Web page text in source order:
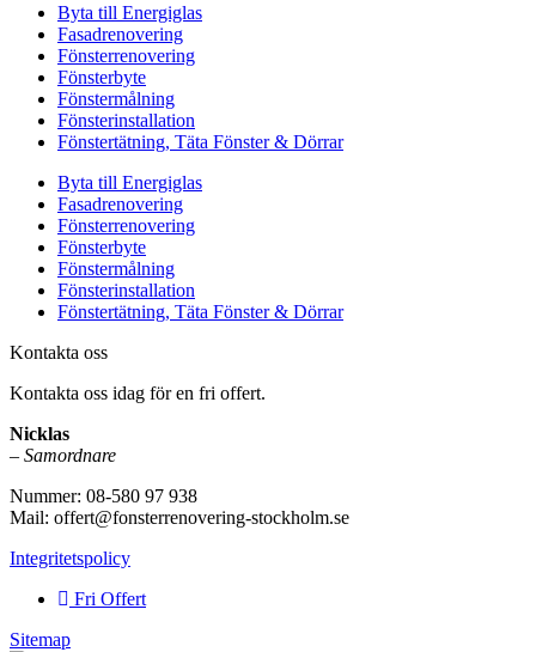
Byta till Energiglas
Fasadrenovering
Fönsterrenovering
Fönsterbyte
Fönstermålning
Fönsterinstallation
Fönstertätning, Täta Fönster & Dörrar
Byta till Energiglas
Fasadrenovering
Fönsterrenovering
Fönsterbyte
Fönstermålning
Fönsterinstallation
Fönstertätning, Täta Fönster & Dörrar
Kontakta oss
Kontakta oss idag för en fri offert.
Nicklas
– Samordnare
Nummer: 08-580 97 938
Mail: offert@fonsterrenovering-stockholm.se
Integritetspolicy
Fri Offert
Sitemap